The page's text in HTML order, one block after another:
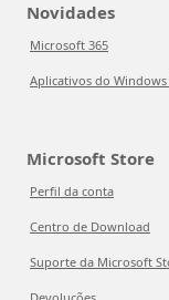
Novidades
Microsoft 365
Aplicativos do Windows
Microsoft Store
Perfil da conta
Centro de Download
Suporte da Microsoft